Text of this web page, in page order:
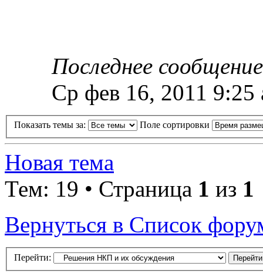
Последнее
Ср фев 16, 2011 9:25
Показать темы за: Поле сортировки
Новая тема
Тем: 19 • Страница 1 из 1
Вернуться в Список
Перейти: